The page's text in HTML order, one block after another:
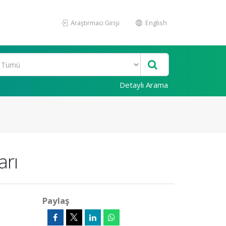
Araştırmacı Girişi English
Detaylı Arama
Paylaş